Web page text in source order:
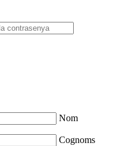
Nom
Cognoms